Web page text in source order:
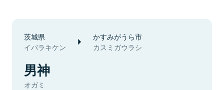
茨城県
イバラキケン
かすみがうら市
カスミガウラシ
男神
オガミ